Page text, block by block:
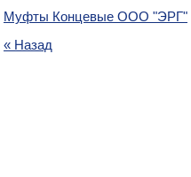
Муфты Концевые ООО "ЭРГ"
« Назад